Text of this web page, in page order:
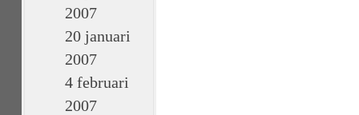
2007
20 januari
2007
4 februari
2007